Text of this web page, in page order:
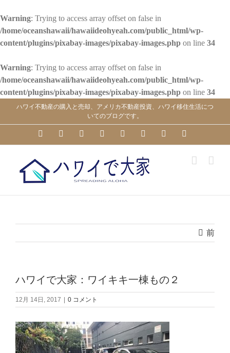
Warning: Trying to access array offset on false in
/home/oceanshawaii/hawaiideohyeah.com/public_html/wp-
content/plugins/pixabay-images/pixabay-images.php on line 34
Warning: Trying to access array offset on false in
/home/oceanshawaii/hawaiideohyeah.com/public_html/wp-
content/plugins/pixabay-images/pixabay-images.php on line 34
ハワイ不動産の購入と売却、アメリカ不動産投資、ハワイ移住生活につ
いてのブログです。
YouTubeFacebookInstagramLinkedInSkype PinterestTumblr
前
ハワイで大家：ワイキキ一棟もの２
12月 14日, 2017 0 コメント